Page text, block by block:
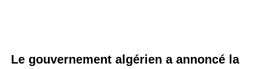
Le gouvernement algérien a annoncé la